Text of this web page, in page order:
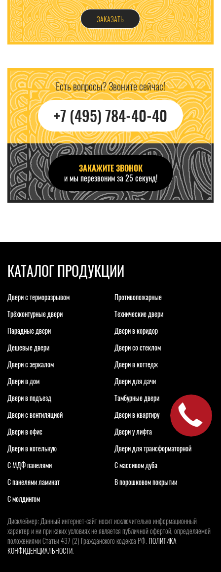
ЗАКАЗАТЬ
Есть вопросы? Звоните сейчас!
+7 (495) 784-40-40
ЗАКАЖИТЕ ЗВОНОК
и мы перезвоним за 25 секунд!
КАТАЛОГ ПРОДУКЦИИ
Двери с терморазрывом
Противопожарные
Трёхконтурные двери
Технические двери
Парадные двери
Двери в коридор
Дешевые двери
Двери со стеклом
Двери с зеркалом
Двери в коттедж
Двери в дом
Двери для дачи
Двери в подъезд
Тамбурные двери
Двери с вентиляцией
Двери в квартиру
Двери в офис
Двери у лифта
Двери в котельную
Двери для трансформаторной
С МДФ панелями
С массивом дуба
С панелями ламинат
В порошковом покрытии
С молдингом
Дисклеймер: Данный интернет-сайт носит исключительно информационный
характер и ни при каких условиях не является публичной офертой, определяемой
положениями Статьи 437 (2) Гражданского кодекса РФ. ПОЛИТИКА
КОНФИДЕНЦИАЛЬНОСТИ.